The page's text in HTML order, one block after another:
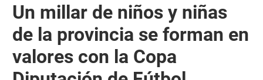
Un millar de niños y niñas
de la provincia se forman en
valores con la Copa